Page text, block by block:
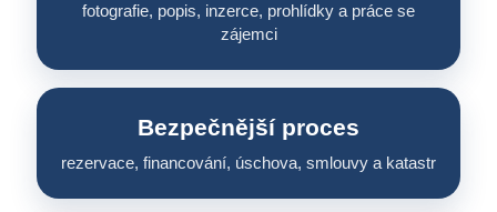
fotografie, popis, inzerce, prohlídky a práce se
zájemci
Bezpečnější proces
rezervace, financování, úschova, smlouvy a katastr